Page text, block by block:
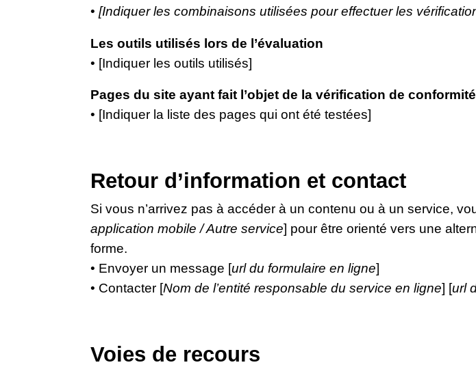
• [Indiquer les combinaisons utilisées pour effectuer les
Les outils utilisés lors de l’évaluation
• [Indiquer les outils utilisés]
Pages du site ayant fait l’objet de la vérification de conformité
• [Indiquer la liste des pages qui ont été testées]
Retour d’information et contact
Si vous n’arrivez pas à accéder à un contenu ou à un service,
application mobile / Autre service] pour être orienté vers une
forme.
• Envoyer un message [url du formulaire en ligne]
• Contacter [Nom de l’entité responsable du service en ligne] [url
Voies de recours